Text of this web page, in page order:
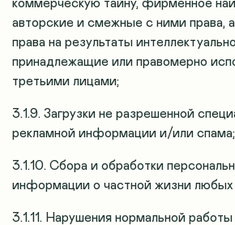
коммерческую тайну, фирменное
авторские и смежные с ними права,
права на результаты
принадлежащие или правомерно
третьими лицами;
3.1.9. Загрузки не разрешенной
рекламной информации и/или спама;
3.1.10. Сбора и обработки
информации о частной жизни любых
3.1.11. Нарушения нормальной